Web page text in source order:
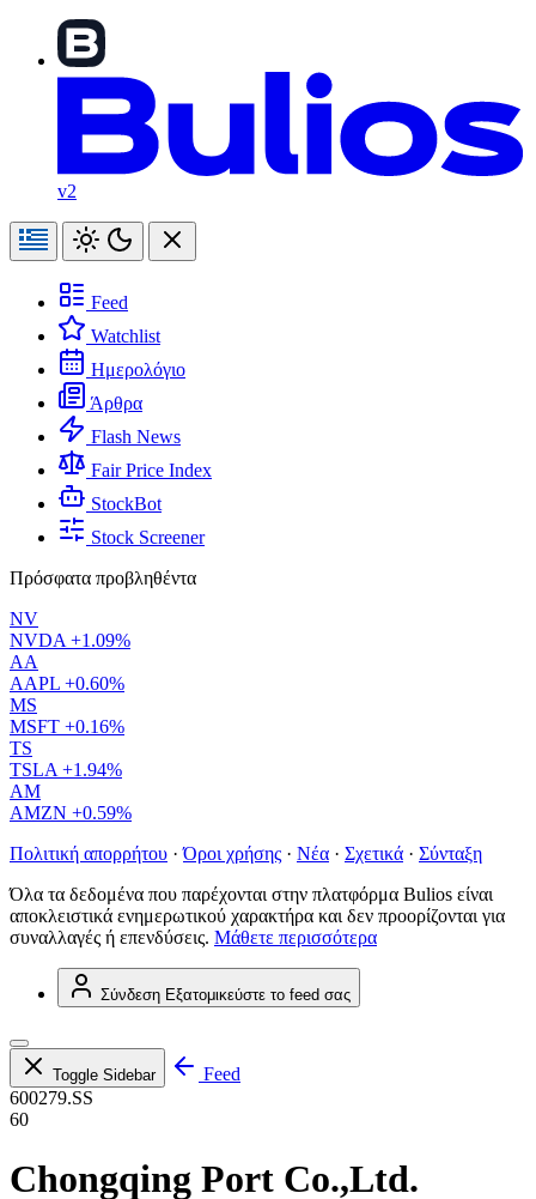
v2
Feed
Watchlist
Ημερολόγιο
Άρθρα
Flash News
Fair Price Index
StockBot
Stock Screener
Πρόσφατα προβληθέντα
NV
NVDA +1.09%
AA
AAPL +0.60%
MS
MSFT +0.16%
TS
TSLA +1.94%
AM
AMZN +0.59%
Πολιτική απορρήτου · Όροι χρήσης · Νέα · Σχετικά · Σύνταξη
Όλα τα δεδομένα που παρέχονται στην πλατφόρμα Bulios είναι
αποκλειστικά ενημερωτικού χαρακτήρα και δεν προορίζονται για
συναλλαγές ή επενδύσεις. Μάθετε περισσότερα
Σύνδεση Εξατομικεύστε το feed σας
Toggle Sidebar
Feed
600279.SS
60
Chongqing Port Co.,Ltd.